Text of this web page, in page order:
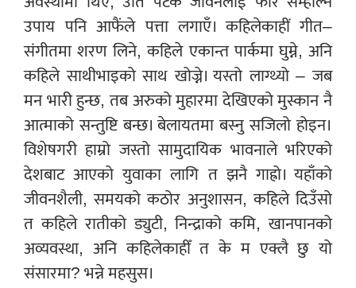
उपाय पनि आफैंले पत्ता लगाएँ। कहिलेकाहीं गीत–
संगीतमा शरण लिने, कहिले एकान्त पार्कमा घुम्ने, अनि
कहिले साथीभाइको साथ खोज्ने। यस्तो लाग्थ्यो – जब
मन भारी हुन्छ, तब अरुको मुहारमा देखिएको मुस्कान नै
आत्माको सन्तुष्टि बन्छ। बेलायतमा बस्नु सजिलो होइन।
विशेषगरी हाम्रो जस्तो सामुदायिक भावनाले भरिएको
देशबाट आएको युवाका लागि त झनै गाह्रो। यहाँको
जीवनशैली, समयको कठोर अनुशासन, कहिले दिउँसो
त कहिले रातीको ड्युटी, निन्द्राको कमि, खानपानको
अव्यवस्था, अनि कहिलेकाहीँ त के म एक्लै छु यो
संसारमा? भन्ने महसुस।